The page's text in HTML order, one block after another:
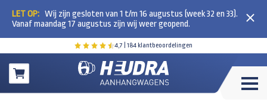
4,7 | 184 klantbeoordelingen
Winkelwagen
LET OP: Wij zijn gesloten van 1 t/m 16 augustus (week 32 en 33).
Vanaf maandag 17 augustus zijn wij weer geopend.